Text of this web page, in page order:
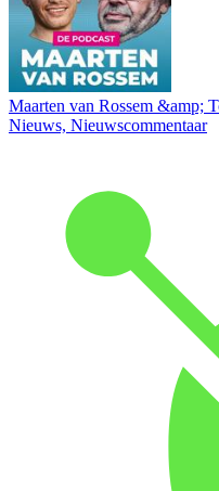
Maarten van Rossem &amp;
Nieuws, Nieuwscommentaar